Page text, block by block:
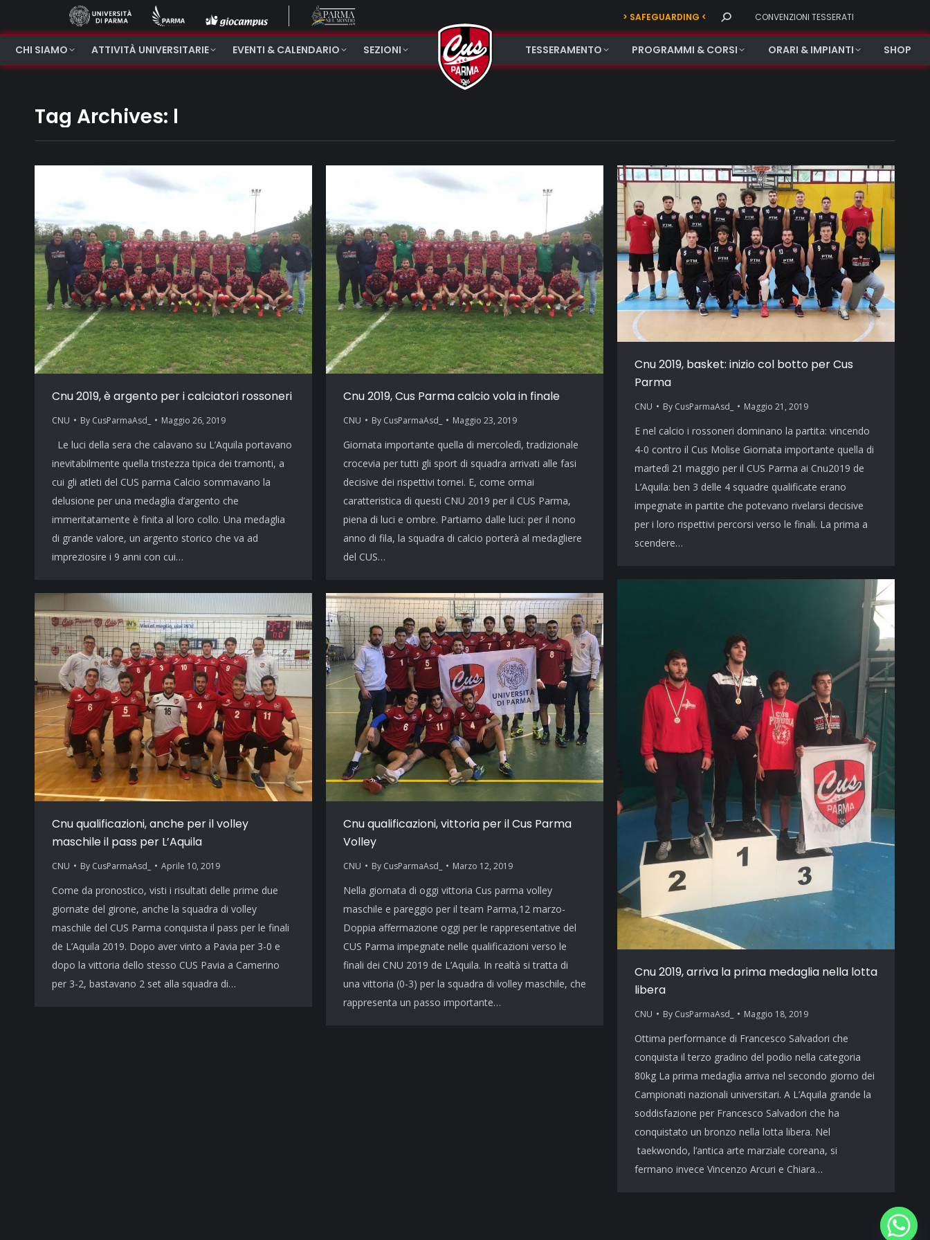
> SAFEGUARDING < Search: CONVENZIONI TESSERATI
CHI SIAMO ATTIVITÀ UNIVERSITARIE EVENTI & CALENDARIO SEZIONI TESSERAMENTO PROGRAMMI & CORSI ORARI & IMPIANTI SHOP
Tag Archives: l
Cnu 2019, è argento per i calciatori rossoneri
CNU By CusParmaAsd_ Maggio 26, 2019
Le luci della sera che calavano su L’Aquila portavano
inevitabilmente quella tristezza tipica dei tramonti, a
cui gli atleti del CUS parma Calcio sommavano la
delusione per una medaglia d’argento che
immeritatamente è finita al loro collo. Una medaglia
di grande valore, un argento storico che va ad
impreziosire i 9 anni con cui…
Cnu 2019, Cus Parma calcio vola in finale
CNU By CusParmaAsd_ Maggio 23, 2019
Giornata importante quella di mercoledì, tradizionale
crocevia per tutti gli sport di squadra arrivati alle fasi
decisive dei rispettivi tornei. E, come ormai
caratteristica di questi CNU 2019 per il CUS Parma,
piena di luci e ombre. Partiamo dalle luci: per il nono
anno di fila, la squadra di calcio porterà al medagliere
del CUS…
Cnu 2019, basket: inizio col botto per Cus
Parma
CNU By CusParmaAsd_ Maggio 21, 2019
E nel calcio i rossoneri dominano la partita: vincendo
4-0 contro il Cus Molise Giornata importante quella di
martedì 21 maggio per il CUS Parma ai Cnu2019 de
L’Aquila: ben 3 delle 4 squadre qualificate erano
impegnate in partite che potevano rivelarsi decisive
per i loro rispettivi percorsi verso le finali. La prima a
scendere…
Cnu 2019, arriva la prima medaglia nella lotta
libera
CNU By CusParmaAsd_ Maggio 18, 2019
Ottima performance di Francesco Salvadori che
conquista il terzo gradino del podio nella categoria
80kg La prima medaglia arriva nel secondo giorno dei
Campionati nazionali universitari. A L’Aquila grande la
soddisfazione per Francesco Salvadori che ha
conquistato un bronzo nella lotta libera. Nel
taekwondo, l’antica arte marziale coreana, si
fermano invece Vincenzo Arcuri e Chiara…
Cnu qualificazioni, anche per il volley
maschile il pass per L’Aquila
CNU By CusParmaAsd_ Aprile 10, 2019
Come da pronostico, visti i risultati delle prime due
giornate del girone, anche la squadra di volley
maschile del CUS Parma conquista il pass per le finali
de L’Aquila 2019. Dopo aver vinto a Pavia per 3-0 e
dopo la vittoria dello stesso CUS Pavia a Camerino
per 3-2, bastavano 2 set alla squadra di…
Cnu qualificazioni, vittoria per il Cus Parma
Volley
CNU By CusParmaAsd_ Marzo 12, 2019
Nella giornata di oggi vittoria Cus parma volley
maschile e pareggio per il team Parma,12 marzo-
Doppia affermazione oggi per le rappresentative del
CUS Parma impegnate nelle qualificazioni verso le
finali dei CNU 2019 de L’Aquila. In realtà si tratta di
una vittoria (0-3) per la squadra di volley maschile, che
rappresenta un passo importante…